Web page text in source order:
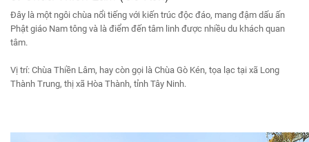
Đây là một ngôi chùa nổi tiếng với kiến trúc độc đáo, mang đậm dấu ấn
Phật giáo Nam tông và là điểm đến tâm linh được nhiều du khách quan
tâm.
Vị trí: Chùa Thiền Lâm, hay còn gọi là Chùa Gò Kén, tọa lạc tại xã Long
Thành Trung, thị xã Hòa Thành, tỉnh Tây Ninh.